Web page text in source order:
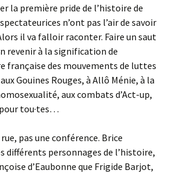
la première pride de l’histoire de
n’ont pas l’air de savoir
il va falloir raconter. Faire un saut
revenir à la signification de
française des mouvements de luttes
Gouines Rouges, à Allô Ménie, à la
aux combats d’Act-up,
pour tou·tes…
pas une conférence. Brice
différents personnages de l’histoire,
d’Eaubonne que Frigide Barjot,